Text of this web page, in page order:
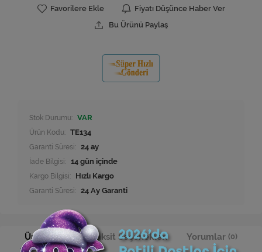
Favorilere Ekle
Fiyatı Düşünce Haber Ver
Bu Ürünü Paylaş
Stok Durumu: VAR
Ürün Kodu: TE134
Garanti Süresi: 24 ay
İade Bilgisi:
Kargo Bilgisi: Hızlı Kargo
Garanti Süresi: 24 Ay Garanti
Ürün Bilgisi Taksit Seçenekleri Yorumlar (0)